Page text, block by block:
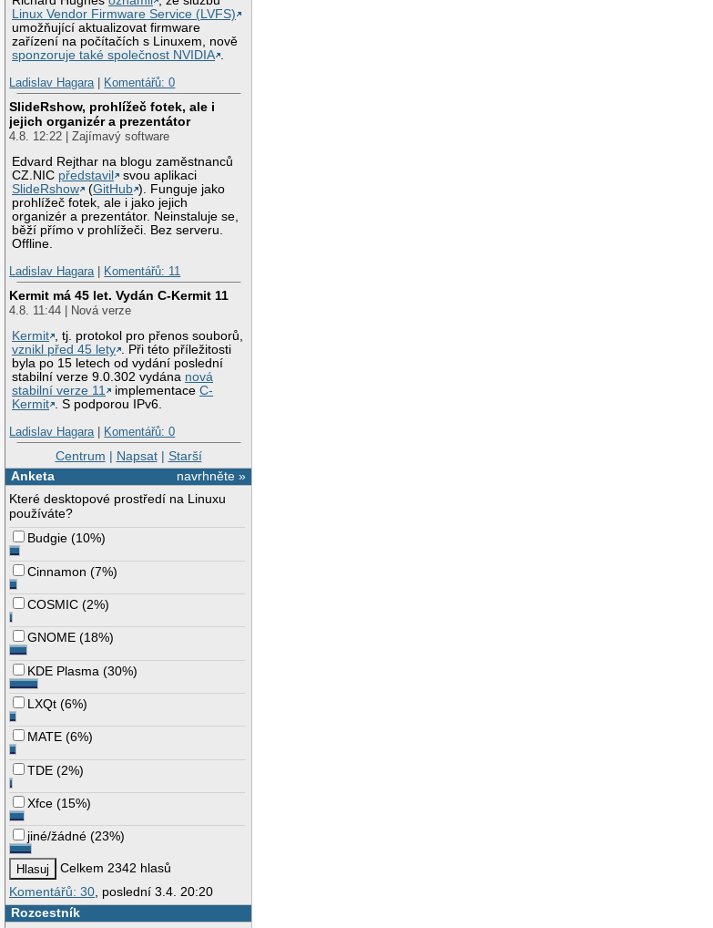
Linux Vendor Firmware Service (LVFS)
umožňující aktualizovat firmware
zařízení na počítačích s Linuxem, nově
sponzoruje také společnost NVIDIA .
Ladislav Hagara| Komentářů: 0
SlideRshow, prohlížeč fotek, ale i
jejich organizér a prezentátor
4.8. 12:22 | Zajímavý software
Edvard Rejthar na blogu zaměstnanců
CZ.NIC představil
svou aplikaci
SlideRshow
(GitHub ). Funguje jako
prohlížeč fotek, ale i jako jejich
organizér a prezentátor. Neinstaluje se,
běží přímo v prohlížeči. Bez serveru.
Offline.
Ladislav Hagara| Komentářů: 11
Kermit má 45 let. Vydán C-Kermit 11
4.8. 11:44 | Nová verze
Kermit , tj. protokol pro přenos souborů,
vznikl před 45 lety . Při této příležitosti
byla po 15 letech od vydání poslední
stabilní verze 9.0.302 vydána nová
stabilní verze 11
implementaceC-
Kermit . S podporou IPv6.
Ladislav Hagara| Komentářů: 0
Centrum | Napsat| Starší
navrhněte »
Anketa
Které desktopové prostředí na Linuxu
používáte?
Budgie (10%)
Cinnamon (7%)
COSMIC (2%)
GNOME (18%)
KDE Plasma (30%)
LXQt (6%)
MATE (6%)
TDE (2%)
Xfce (15%)
jiné/žádné (23%)
Celkem 2342 hlasů
Komentářů: 30 , poslední 3.4. 20:20
Rozcestník